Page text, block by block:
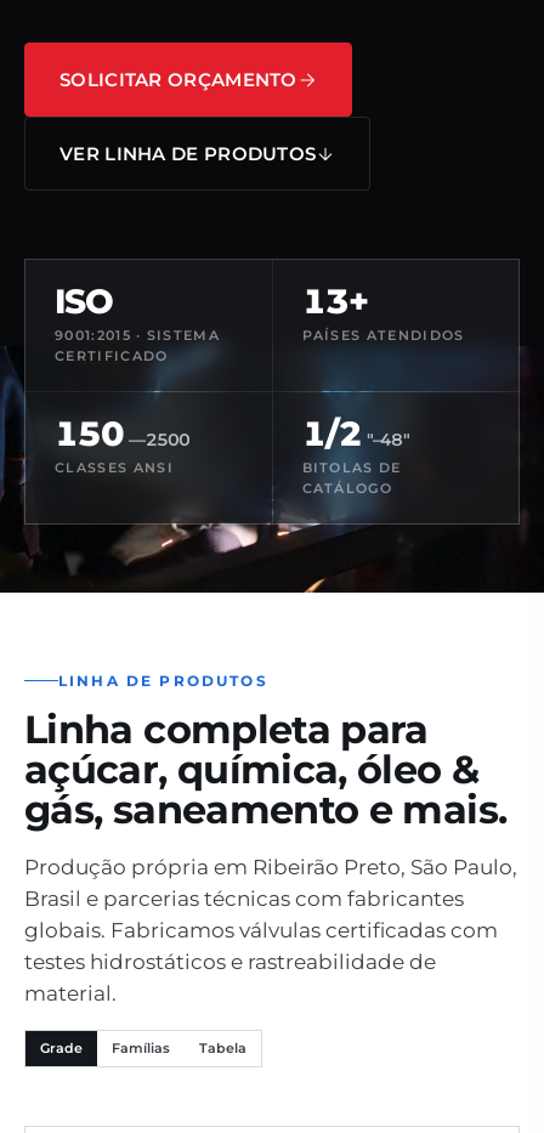
SOLICITAR ORÇAMENTO
VER LINHA DE PRODUTOS
ISO
9001:2015 · SISTEMA
CERTIFICADO
13+
PAÍSES ATENDIDOS
150 —2500
CLASSES ANSI
1/2 "–48"
BITOLAS DE
CATÁLOGO
LINHA DE PRODUTOS
Linha completa para
açúcar, química, óleo &
gás, saneamento e mais.
Produção própria em Ribeirão Preto, São Paulo,
Brasil e parcerias técnicas com fabricantes
globais. Fabricamos válvulas certificadas com
testes hidrostáticos e rastreabilidade de
material.
Grade Famílias Tabela